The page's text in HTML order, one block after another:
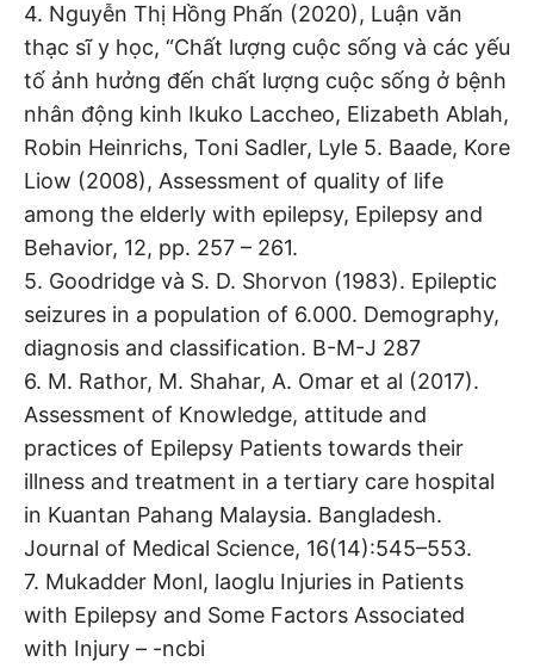
4. Nguyễn Thị Hồng Phấn (2020), Luận văn
thạc sĩ y học, “Chất lượng cuộc sống và các yếu
tố ảnh hưởng đến chất lượng cuộc sống ở bệnh
nhân động kinh Ikuko Laccheo, Elizabeth Ablah,
Robin Heinrichs, Toni Sadler, Lyle 5. Baade, Kore
Liow (2008), Assessment of quality of life
among the elderly with epilepsy, Epilepsy and
Behavior, 12, pp. 257 – 261.
5. Goodridge và S. D. Shorvon (1983). Epileptic
seizures in a population of 6.000. Demography,
diagnosis and classification. B-M-J 287
6. M. Rathor, M. Shahar, A. Omar et al (2017).
Assessment of Knowledge, attitude and
practices of Epilepsy Patients towards their
illness and treatment in a tertiary care hospital
in Kuantan Pahang Malaysia. Bangladesh.
Journal of Medical Science, 16(14):545–553.
7. Mukadder Monl, laoglu Injuries in Patients
with Epilepsy and Some Factors Associated
with Injury – -ncbi